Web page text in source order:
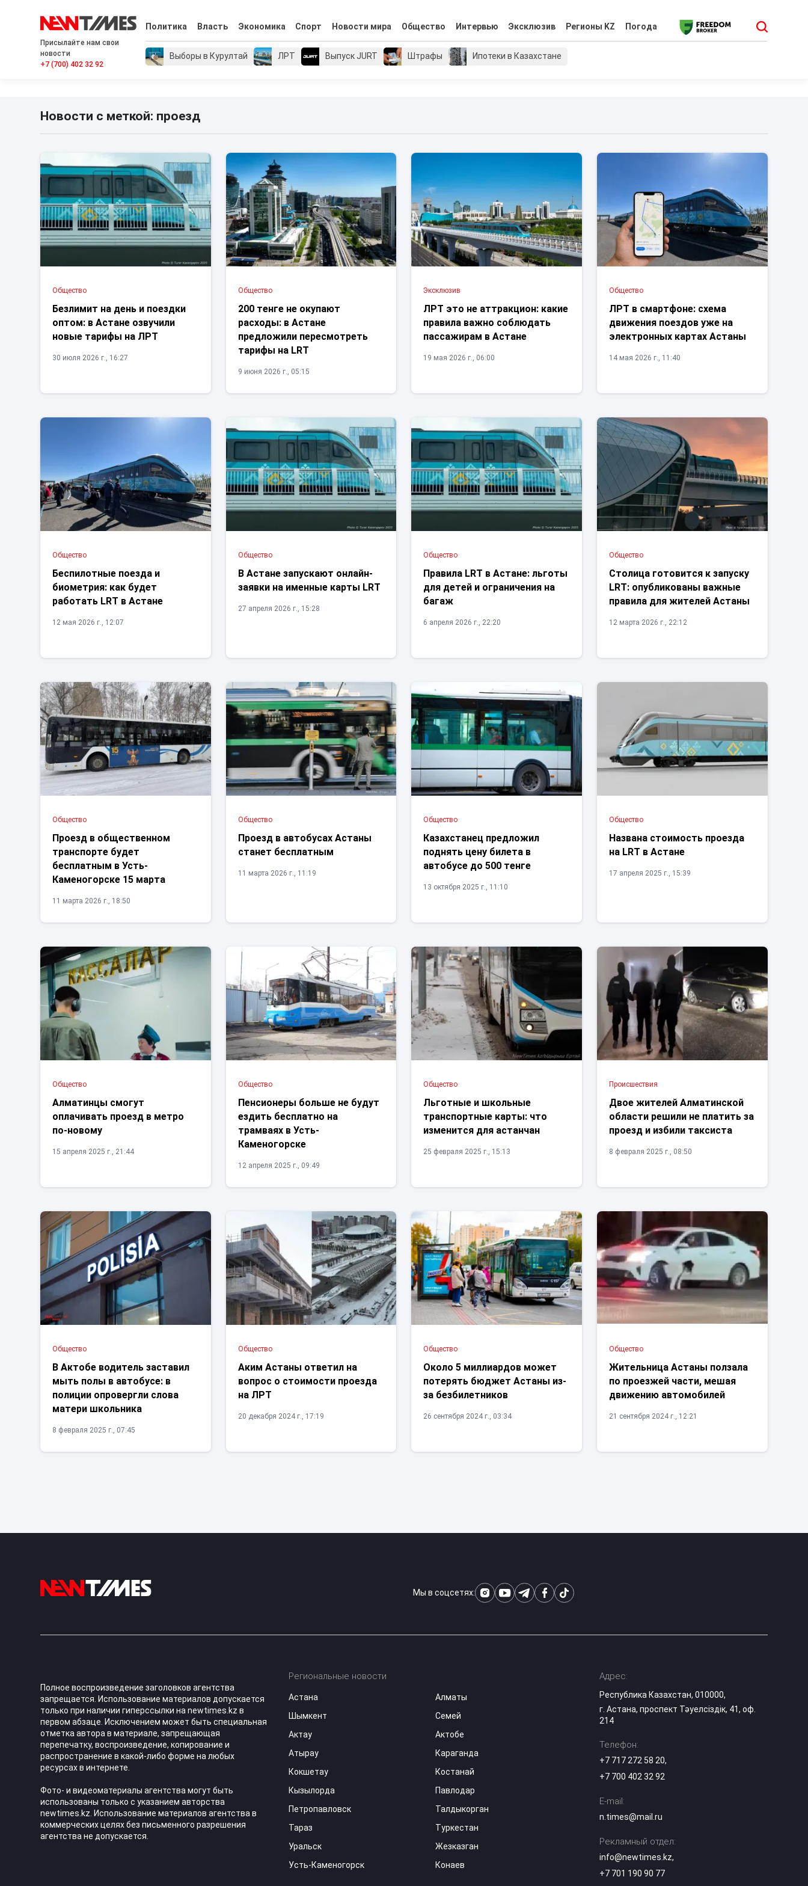
Присылайте нам свои
новости
+7 (700) 402 32 92
Политика Власть Экономика Спорт Новости мира Общество Интервью Эксклюзив Регионы KZ Погода
Выборы в Курултай ЛРТ Выпуск JURT Штрафы Ипотеки в Казахстане
Новости с меткой: проезд
Общество
Безлимит на день и поездки
оптом: в Астане озвучили
новые тарифы на ЛРТ
30 июля 2026 г., 16:27
Общество
200 тенге не окупают
расходы: в Астане
предложили пересмотреть
тарифы на LRT
9 июня 2026 г., 05:15
Эксклюзив
ЛРТ это не аттракцион: какие
правила важно соблюдать
пассажирам в Астане
19 мая 2026 г., 06:00
Общество
ЛРТ в смартфоне: схема
движения поездов уже на
электронных картах Астаны
14 мая 2026 г., 11:40
Общество
Беспилотные поезда и
биометрия: как будет
работать LRT в Астане
12 мая 2026 г., 12:07
Общество
В Астане запускают онлайн-
заявки на именные карты LRT
27 апреля 2026 г., 15:28
Общество
Правила LRT в Астане: льготы
для детей и ограничения на
багаж
6 апреля 2026 г., 22:20
Общество
Столица готовится к запуску
LRT: опубликованы важные
правила для жителей Астаны
12 марта 2026 г., 22:12
Общество
Проезд в общественном
транспорте будет
бесплатным в Усть-
Каменогорске 15 марта
11 марта 2026 г., 18:50
Общество
Проезд в автобусах Астаны
станет бесплатным
11 марта 2026 г., 11:19
Общество
Казахстанец предложил
поднять цену билета в
автобусе до 500 тенге
13 октября 2025 г., 11:10
Общество
Названа стоимость проезда
на LRT в Астане
17 апреля 2025 г., 15:39
Общество
Алматинцы смогут
оплачивать проезд в метро
по-новому
15 апреля 2025 г., 21:44
Общество
Пенсионеры больше не будут
ездить бесплатно на
трамваях в Усть-
Каменогорске
12 апреля 2025 г., 09:49
Общество
Льготные и школьные
транспортные карты: что
изменится для астанчан
25 февраля 2025 г., 15:13
Проиcшествия
Двое жителей Алматинской
области решили не платить за
проезд и избили таксиста
8 февраля 2025 г., 08:50
Общество
В Актобе водитель заставил
мыть полы в автобусе: в
полиции опровергли слова
матери школьника
8 февраля 2025 г., 07:45
Общество
Аким Астаны ответил на
вопрос о стоимости проезда
на ЛРТ
20 декабря 2024 г., 17:19
Общество
Около 5 миллиардов может
потерять бюджет Астаны из-
за безбилетников
26 сентября 2024 г., 03:34
Общество
Жительница Астаны ползала
по проезжей части, мешая
движению автомобилей
21 сентября 2024 г., 12:21
Мы в соцсетях:
Полное воспроизведение заголовков агентства
запрещается. Использование материалов допускается
только при наличии гиперссылки на newtimes.kz в
первом абзаце. Исключением может быть специальная
отметка автора в материале, запрещающая
перепечатку, воспроизведение, копирование и
распространение в какой-либо форме на любых
ресурсах в интернете.
Фото- и видеоматериалы агентства могут быть
использованы только с указанием авторства
newtimes.kz. Использование материалов агентства в
коммерческих целях без письменного разрешения
агентства не допускается.
Региональные новости
Астана
Алматы
Шымкент
Семей
Актау
Актобе
Атырау
Караганда
Кокшетау
Костанай
Кызылорда
Павлодар
Петропавловск
Талдыкорган
Тараз
Туркестан
Уральск
Жезказган
Усть-Каменогорск
Конаев
Адрес:
Республика Казахстан, 010000,
г. Астана, проспект Тәуелсіздік, 41, оф.
214
Телефон:
+7 717 272 58 20,
+7 700 402 32 92
E-mail:
n.times@mail.ru
Рекламный отдел:
info@newtimes.kz,
+7 701 190 90 77